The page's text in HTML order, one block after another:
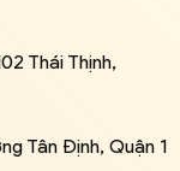
Thái Thịnh,
Tân Định, Quận 1